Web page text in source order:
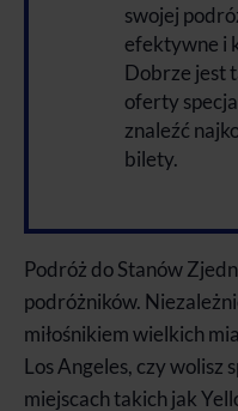
swojej
efektywne i
Dobrze jest
oferty
znaleźć
bilety.
Podróż do Stanów
podróżników.
miłośnikiem wielkich
Los Angeles, czy wolisz
miejscach takich jak